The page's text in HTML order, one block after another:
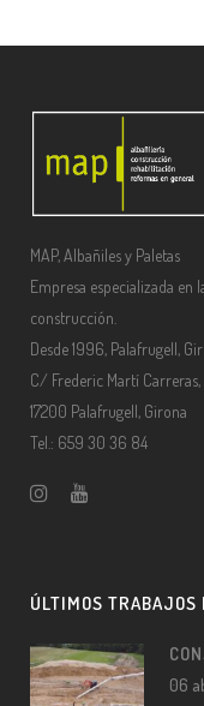
MAP, Albañiles y Paletas
Empresa especializada en
construcción.
Desde 1996, Palafrugell,
C/ Frederic Martí Carreras,
17200 Palafrugell, Girona
Tel.: 659 30 36 84
ÚLTIMOS TRABAJOS
06